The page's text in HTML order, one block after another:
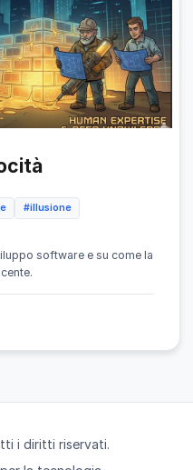
#illusione
software e su come la
i diritti riservati.